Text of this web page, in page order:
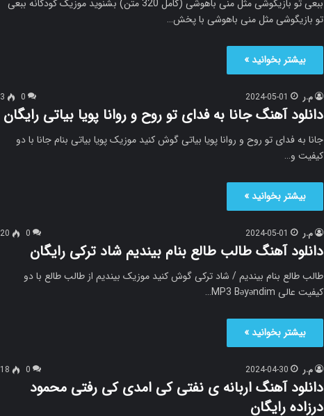
ببعی تو بازیگوشی مثل منی باهوشی (کامل 320 متن) بشنوید موزیک کودکانه ببعی
تو بازیگوشی مثل منی باهوشی با پخش…
بیشتر بخوانید »
م.ر 2024-05-01
0
3
دانلود آهنگ جانا به فدای تو روح و روانا پویا بیاتی رایگان
جانا به فدای تو روح و روانا پویا بیاتی گوش کنید موزیک پویا بیاتی بنام جانا با دو
کیفیت و…
بیشتر بخوانید »
م.ر 2024-05-01
0
20
دانلود آهنگ طالب طالع بنام بیندیم شاد ترکی رایگان
طالب طالع بنام بیندیم / شاد ترکی گوش کنید موزیک بیندیم از طالب طالع با دو
کیفیت عالی MP3 Bəyəndim…
بیشتر بخوانید »
م.ر 2024-04-30
0
18
دانلود آهنگ اربانه ی نفتی کی امدی کی رفتی محمود
درزاده رایگان